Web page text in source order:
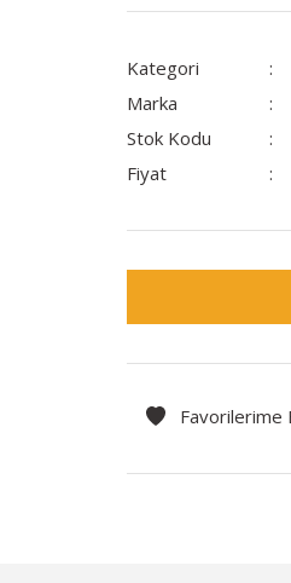
Kategori
Marka
Stok Kodu
Fiyat